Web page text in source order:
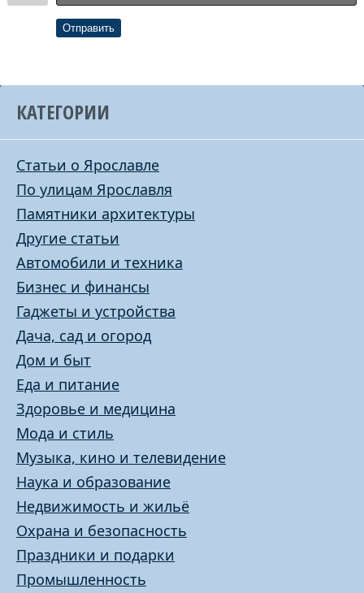
Отправить
КАТЕГОРИИ
Статьи о Ярославле
По улицам Ярославля
Памятники архитектуры
Другие статьи
Автомобили и техника
Бизнес и финансы
Гаджеты и устройства
Дача, сад и огород
Дом и быт
Еда и питание
Здоровье и медицина
Мода и стиль
Музыка, кино и телевидение
Наука и образование
Недвижимость и жильё
Охрана и безопасность
Праздники и подарки
Промышленность